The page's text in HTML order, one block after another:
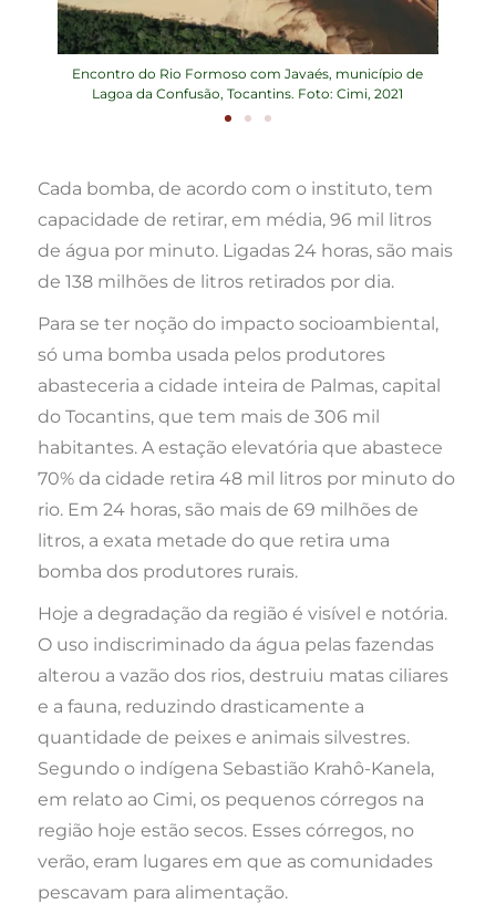
Encontro do Rio Formoso com Javaés, município de
Lagoa da Confusão, Tocantins. Foto: Cimi, 2021
Cada bomba, de acordo com o instituto, tem
capacidade de retirar, em média, 96 mil litros
de água por minuto. Ligadas 24 horas, são mais
de 138 milhões de litros retirados por dia.
Para se ter noção do impacto socioambiental,
só uma bomba usada pelos produtores
abasteceria a cidade inteira de Palmas, capital
do Tocantins, que tem mais de 306 mil
habitantes. A estação elevatória que abastece
70% da cidade retira 48 mil litros por minuto do
rio. Em 24 horas, são mais de 69 milhões de
litros, a exata metade do que retira uma
bomba dos produtores rurais.
Hoje a degradação da região é visível e notória.
O uso indiscriminado da água pelas fazendas
alterou a vazão dos rios, destruiu matas ciliares
e a fauna, reduzindo drasticamente a
quantidade de peixes e animais silvestres.
Segundo o indígena Sebastião Krahô-Kanela,
em relato ao Cimi, os pequenos córregos na
região hoje estão secos. Esses córregos, no
verão, eram lugares em que as comunidades
pescavam para alimentação.